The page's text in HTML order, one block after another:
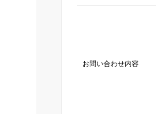
お問い合わせ内容